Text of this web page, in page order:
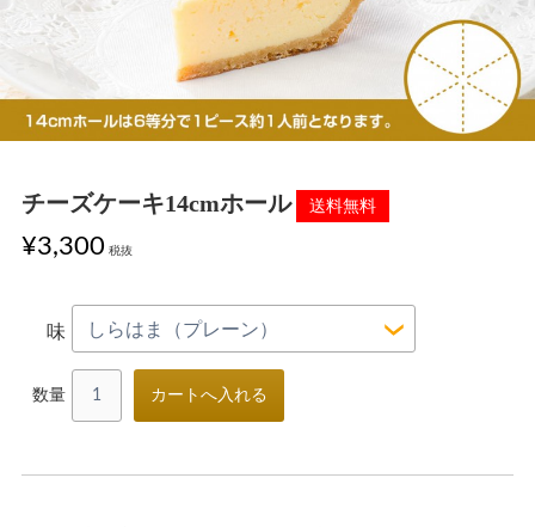
お買い物ガイド
お買い物方法
チーズケーキ14cmホール
¥3,300 税抜
味
数量